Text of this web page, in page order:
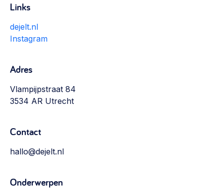
Links
dejelt.nl
Instagram
Adres
Vlampijpstraat 84
3534 AR Utrecht
Contact
hallo@dejelt.nl
Onderwerpen